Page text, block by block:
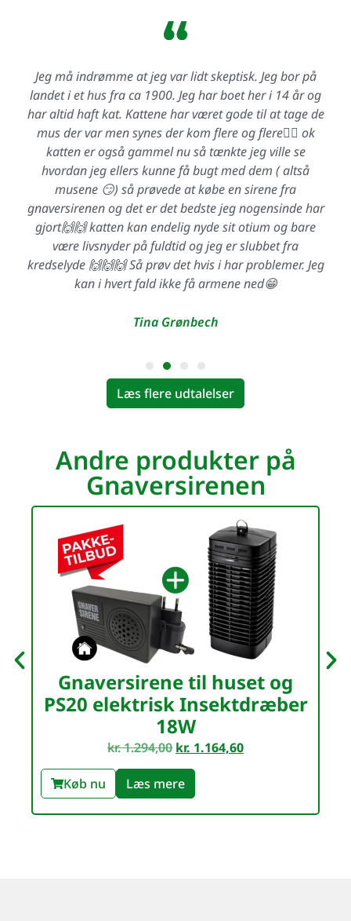
Jeg må indrømme at jeg var lidt skeptisk. Jeg bor på
landet i et hus fra ca 1900. Jeg har boet her i 14 år og
har altid haft kat. Kattene har været gode til at tage de
mus der var men synes der kom flere og flere🤦‍♀️ ok
katten er også gammel nu så tænkte jeg ville se
hvordan jeg ellers kunne få bugt med dem ( altså
musene 😏) så prøvede at købe en sirene fra
gnaversirenen og det er det bedste jeg nogensinde har
gjort🙌🙌 katten kan endelig nyde sit otium og bare
være livsnyder på fuldtid og jeg er slubbet fra
kredselyde 🙌🙌🙌 Så prøv det hvis i har problemer. Jeg
kan i hvert fald ikke få armene ned😁
Tina Grønbech
Læs flere udtalelser
Andre produkter på
Gnaversirenen
Gnaversirene til huset og
PS20 elektrisk Insektdræber
18W
kr.1.294,00 kr. 1.164,60
Køb nu Læs mere